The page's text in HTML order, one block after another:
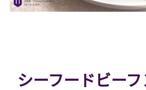
シーフードビー